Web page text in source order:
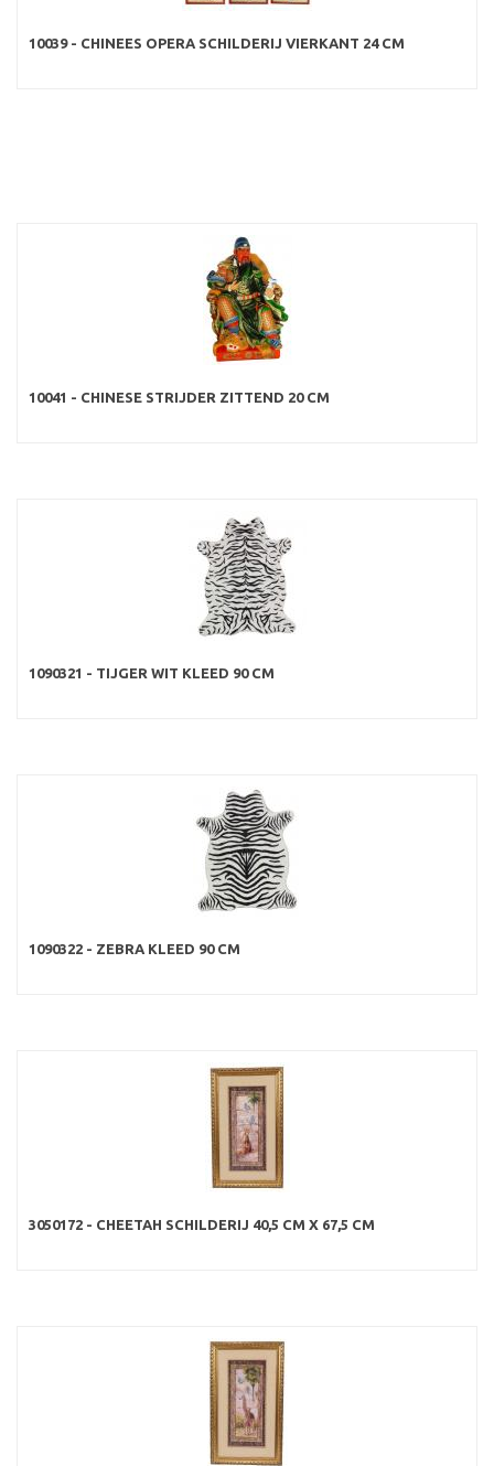
10039 - CHINEES OPERA SCHILDERIJ VIERKANT 24 CM
10041 - CHINESE STRIJDER ZITTEND 20 CM
1090321 - TIJGER WIT KLEED 90 CM
1090322 - ZEBRA KLEED 90 CM
3050172 - CHEETAH SCHILDERIJ 40,5 CM X 67,5 CM